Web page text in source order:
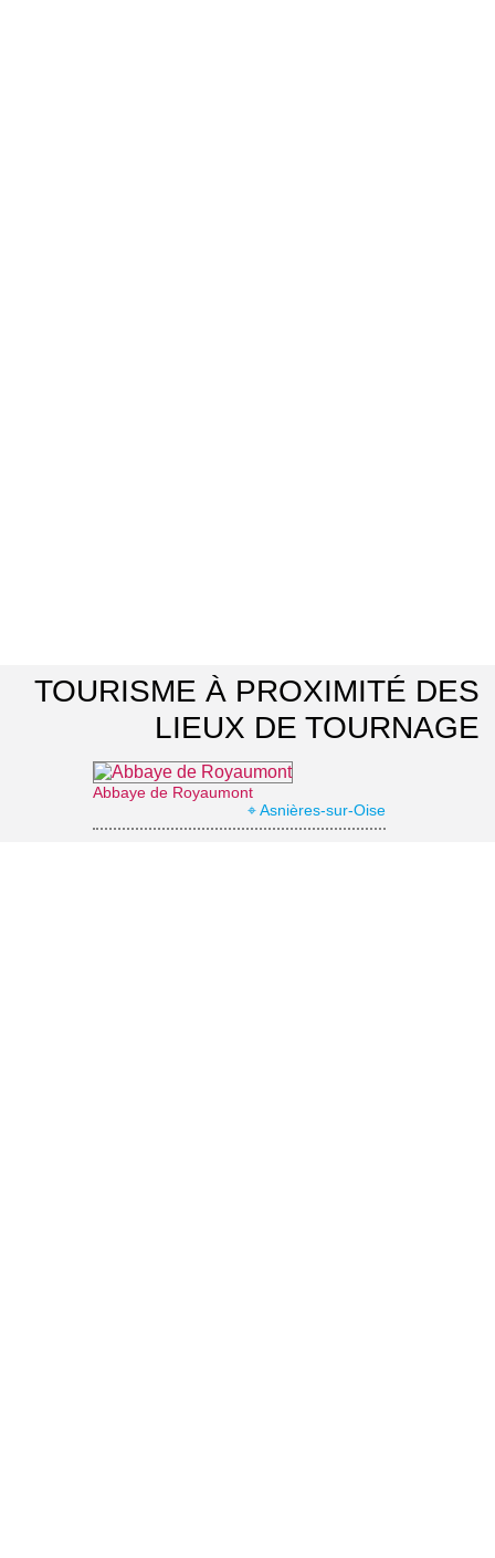
TOURISME À PROXIMITÉ DES
LIEUX DE TOURNAGE
Abbaye de Royaumont
⌖ Asnières-sur-Oise